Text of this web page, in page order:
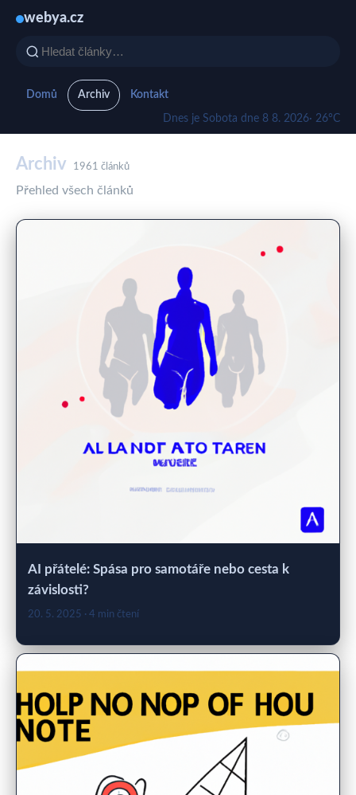
webya.cz
Domů Archiv Kontakt
Dnes je Sobota dne 8 8. 2026· 26°C
Archiv 1961 článků
Přehled všech článků
AI přátelé: Spása pro samotáře nebo cesta k
závislosti?
20. 5. 2025 · 4 min čtení